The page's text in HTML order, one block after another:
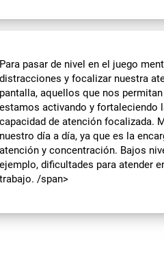
Para pasar de nivel en el juego
distracciones y focalizar nuestra
pantalla, aquellos que nos
estamos activando y fortaleciendo
capacidad de atención focalizada.
nuestro día a día, ya que es la
atención y concentración. Bajos
ejemplo, dificultades para atender
trabajo. /span>